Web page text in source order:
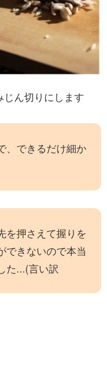
ん切りにします
、できるだけ細か
を押さえて握りを
できないので本当
た...(言い訳